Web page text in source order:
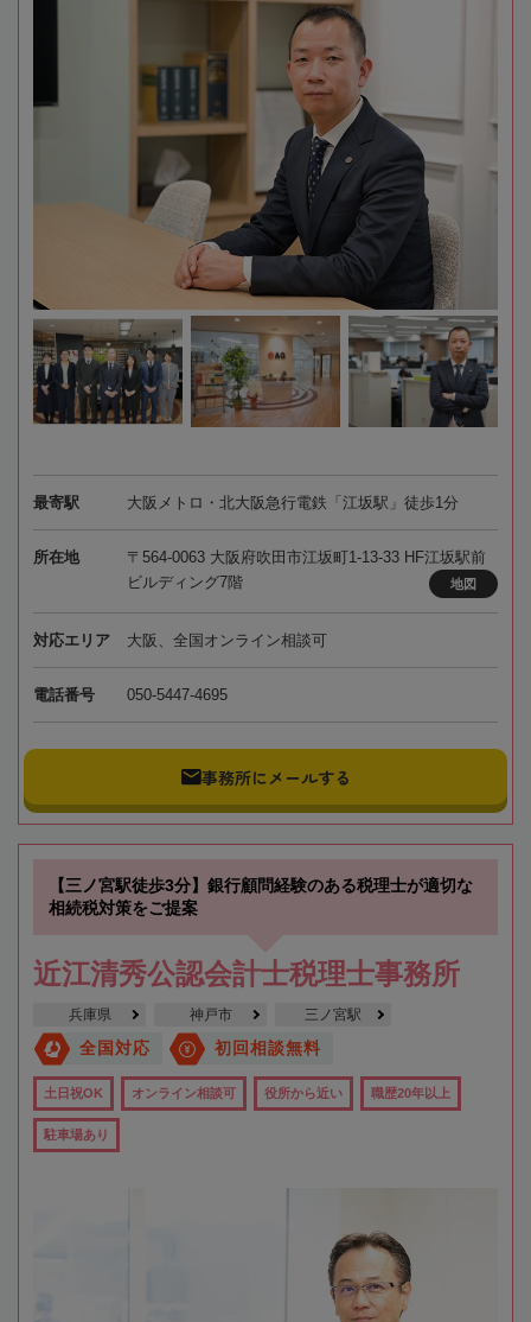
最寄駅 大阪メトロ・北大阪急行電鉄「江坂駅」徒歩1分
所在地
〒564-0063 大阪府吹田市江坂町1-13-33 HF江坂駅前
ビルディング7階
地図
対応エリア 大阪、全国オンライン相談可
電話番号 050-5447-4695
事務所にメールする
【三ノ宮駅徒歩3分】銀行顧問経験のある税理士が適切な
相続税対策をご提案
近江清秀公認会計士税理士事務所
兵庫県 神戸市 三ノ宮駅
全国対応 初回相談無料
土日祝OK オンライン相談可 役所から近い 職歴20年以上
駐車場あり